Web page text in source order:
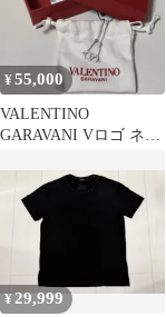
¥55,000
VALENTINO
GARAVANI Vロゴ ネッ
¥29,999